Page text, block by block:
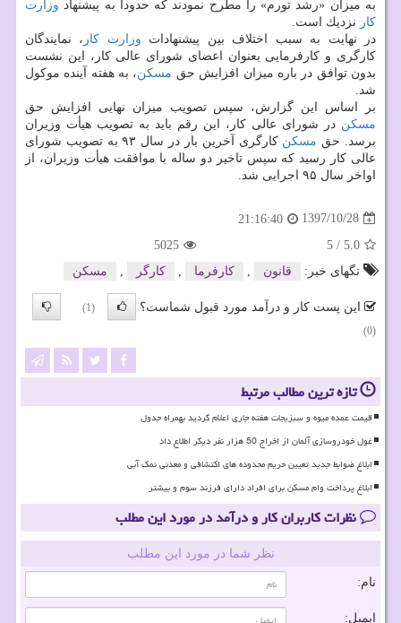
به میزان «رشد تورم» را مطرح نمودند كه حدودا به پیشنهاد وزارت
كار نزدیك است.
در نهایت به سبب اختلاف بین پیشنهادات وزارت كار ، نمایندگان
كارگری و كارفرمایی بعنوان اعضای شورای عالی كار، این نشست
بدون توافق در باره میزان افزایش حق مسكن، به هفته آینده موكول
شد.
بر اساس این گزارش، سپس تصویب میزان نهایی افزایش حق
مسكن در شورای عالی كار، این رقم باید به تصویب هیأت وزیران
برسد. حق مسكن
كارگری آخرین بار در سال ۹۳ به تصویب شورای
عالی كار رسید كه سپس تاخیر دو ساله با موافقت هیأت وزیران، از
اواخر سال ۹۵ اجرایی شد.
1397/10/28
21:16:40
5.0
/
5
5025
تگهای خبر:
قانون , كارفرما , كارگر , مسكن
این پست کار و درآمد مورد قبول شماست؟
(1)
(0)
تازه ترین مطالب مرتبط
قیمت عمده میوه و سبزیجات هفته جاری اعلام گردید بهمراه جدول
غول خودروسازی آلمان از اخراج 50 هزار نفر دیگر اطلاع داد
ابلاغ ضوابط جدید تعیین حریم محدوده های اکتشافی و معدنی نمک آبی
ابلاغ پرداخت وام مسکن برای افراد دارای فرزند سوم و بیشتر
نظرات کاربران کار و درآمد در مورد این مطلب
نظر شما در مورد این مطلب
نام:
ایمیل: